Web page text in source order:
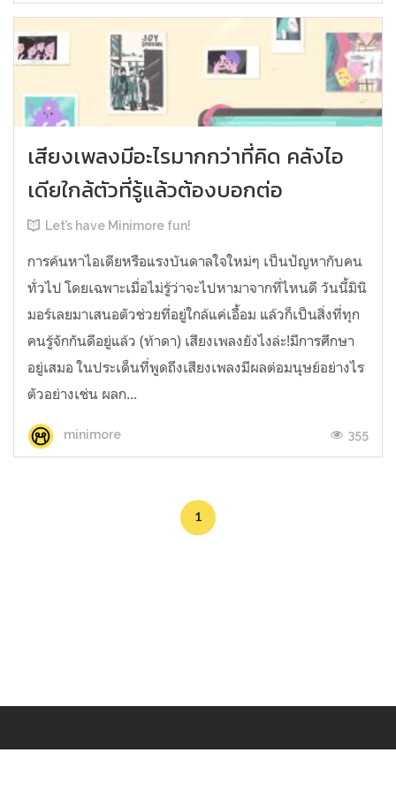
เสียงเพลงมีอะไรมากกว่าที่คิด คลังไอ
เดียใกล้ตัวที่รู้แล้วต้องบอกต่อ
Let’s have Minimore fun!
การค้นหาไอเดียหรือแรงบันดาลใจใหม่ๆ เป็นปัญหากับคน
ทั่วไป โดยเฉพาะเมื่อไม่รู้ว่าจะไปหามาจากที่ไหนดี วันนี้มินิ
มอร์เลยมาเสนอตัวช่วยที่อยู่ใกล้แค่เอื้อม แล้วก็เป็นสิ่งที่ทุก
คนรู้จักกันดีอยู่แล้ว (ท้าดา) เสียงเพลงยังไงล่ะ!มีการศึกษา
อยู่เสมอ ในประเด็นที่พูดถึงเสียงเพลงมีผลต่อมนุษย์อย่างไร
ตัวอย่างเช่น ผลก...
minimore 355
1